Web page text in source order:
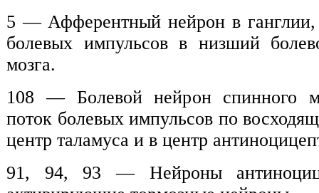
5 — Афферентный нейрон в
болевых импульсов в низший
мозга.
108 — Болевой нейрон спинного
поток болевых импульсов по
центр таламуса и в центр
91, 94, 93 — Нейроны